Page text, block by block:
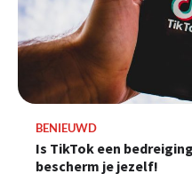
BENIEUWD
Is TikTok een
bescherm je jezelf!